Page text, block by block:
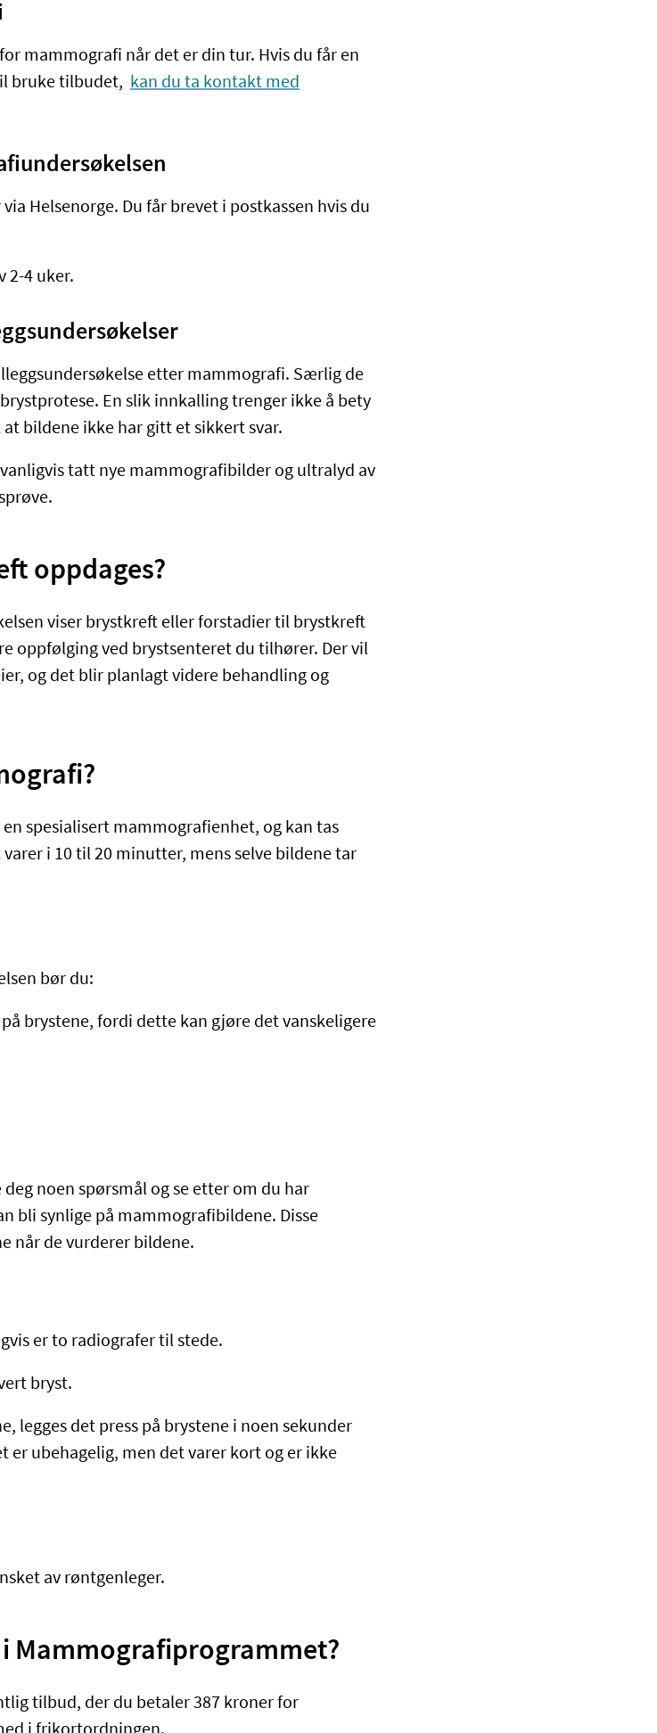
mammografi når det er din tur. Hvis du får en
bruke tilbudet, kan du ta kontakt med
Helsenorge. Du får brevet i postkassen hvis du
2-4 uker.
etter mammografi. Særlig de
En slik innkalling trenger ikke å bety
bildene ikke har gitt et sikkert svar.
tatt nye mammografibilder og ultralyd av
oppdages?
viser brystkreft eller forstadier til brystkreft
oppfølging ved brystsenteret du tilhører. Der vil
og det blir planlagt videre behandling og
spesialisert mammografienhet, og kan tas
i 10 til 20 minutter, mens selve bildene tar
bør du:
brystene, fordi dette kan gjøre det vanskeligere
noen spørsmål og se etter om du har
bli synlige på mammografibildene. Disse
når de vurderer bildene.
er to radiografer til stede.
bryst.
legges det press på brystene i noen sekunder
er ubehagelig, men det varer kort og er ikke
av røntgenleger.
Mammografiprogrammet?
tilbud, der du betaler 387 kroner for